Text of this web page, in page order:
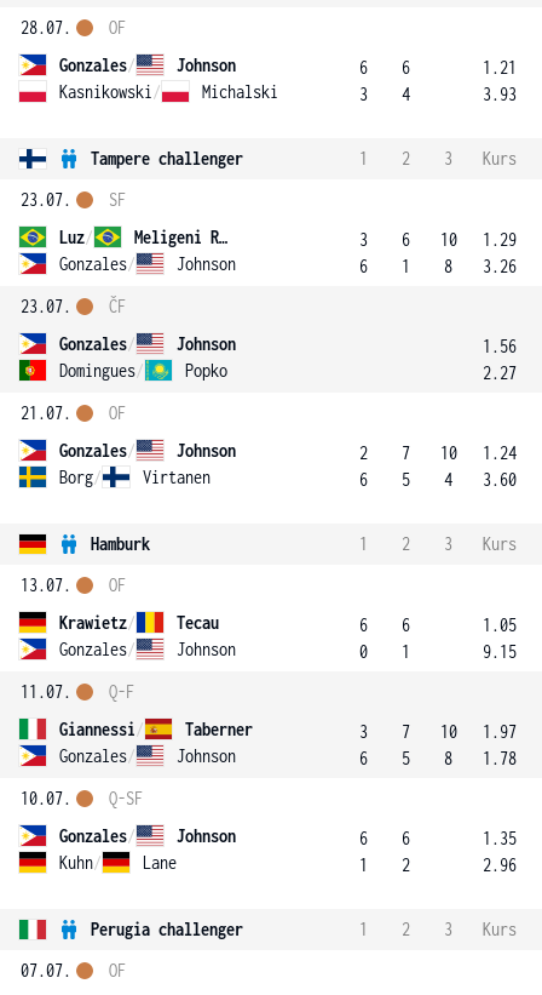
28.07.
Gonzales/
Johnson
Kasnikowski / Michalski
OF
6
3
6
4
1.21
3.93
Tampere challenger 1 2 3
Kurs
23.07.
Luz/
Meligeni Rodrigues Alves
Gonzales/ Johnson
SF
3
6
6
1
10
8
1.29
3.26
23.07.
Gonzales/
Johnson
Domingues/ Popko
ČF
1.56
2.27
21.07.
Gonzales/
Johnson
Borg/ Virtanen
OF
2
6
7
5
10
4
1.24
3.60
Hamburk 1 2 3
Kurs
13.07.
Krawietz/
Tecau
Gonzales/ Johnson
OF
6
0
6
1
1.05
9.15
11.07.
Giannessi/
Taberner
Gonzales/ Johnson
Q-F
3
6
7
5
10
8
1.97
1.78
10.07.
Gonzales/
Johnson
Kuhn/ Lane
Q-SF
6
1
6
2
1.35
2.96
Perugia challenger 1 2 3
Kurs
07.07.
OF